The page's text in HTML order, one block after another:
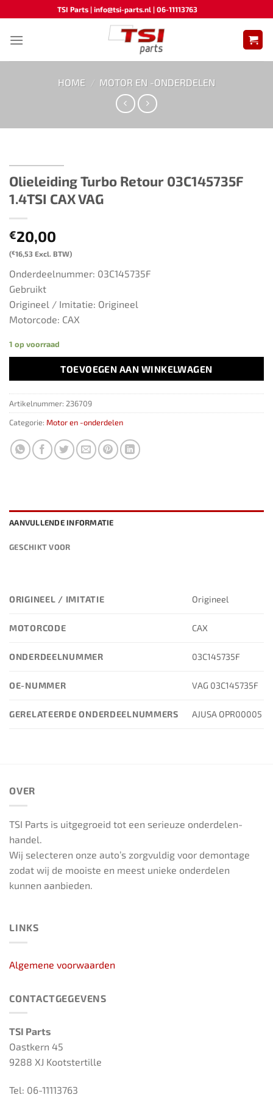
naar
inhoud
TSI Parts | info@tsi-parts.nl | 06-11113763
HOME / MOTOR EN -ONDERDELEN
Olieleiding Turbo Retour 03C145735F
1.4TSI CAX VAG
€20,00
(€16,53 Excl. BTW)
Onderdeelnummer: 03C145735F
Gebruikt
Origineel / Imitatie: Origineel
Motorcode: CAX
1 op voorraad
TOEVOEGEN AAN WINKELWAGEN
Artikelnummer: 236709
Categorie: Motor en -onderdelen
AANVULLENDE INFORMATIE
GESCHIKT VOOR
ORIGINEEL / IMITATIE Origineel
MOTORCODE CAX
ONDERDEELNUMMER 03C145735F
OE-NUMMER VAG 03C145735F
GERELATEERDE ONDERDEELNUMMERS AJUSA OPR00005
OVER
TSI Parts is uitgegroeid tot een serieuze onderdelen-
handel.
Wij selecteren onze auto’s zorgvuldig voor demontage
zodat wij de mooiste en meest unieke onderdelen
kunnen aanbieden.
LINKS
Algemene voorwaarden
CONTACTGEGEVENS
TSI Parts
Oastkern 45
9288 XJ Kootstertille
Tel: 06-11113763